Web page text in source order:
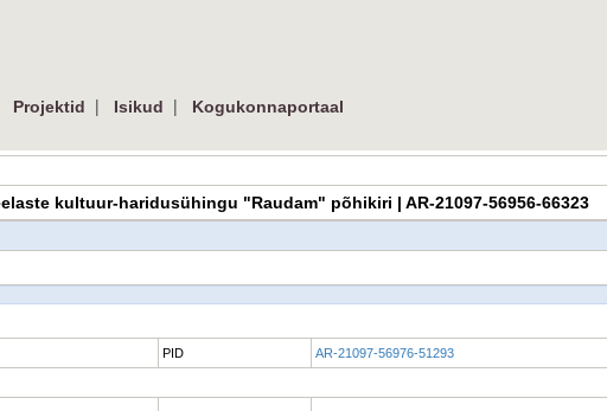
Projektid | Isikud |
Kogukonnaportaal
kultuur-haridusühingu "Raudam" põhikiri | AR-21097-56956-66323
PID AR-21097-56976-51293